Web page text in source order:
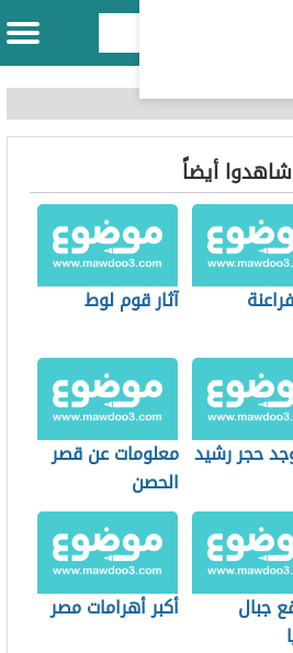
شاهدوا أيضاً
آثار قوم لوط
حجر رشيد معلومات عن قصر
الحصن
جبال
أكبر أهرامات مصر